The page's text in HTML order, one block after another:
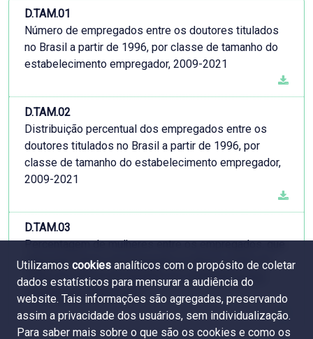
D.TAM.01
Número de empregados entre os doutores titulados
no Brasil a partir de 1996, por classe de tamanho do
estabelecimento empregador, 2009-2021
D.TAM.02
Distribuição percentual dos empregados entre os
doutores titulados no Brasil a partir de 1996, por
classe de tamanho do estabelecimento empregador,
2009-2021
D.TAM.03
Percentagem de mulheres entre os empregados, que
obtiveram títulos de doutorado no Brasil a partir de
1996, por classe de tamanho do estabelecimento
empregador, 2009-2021
Utilizamos cookies analíticos com o propósito de coletar
dados estatísticos para mensurar a audiência do
website. Tais informações são agregadas, preservando
assim a privacidade dos usuários, sem individualização.
Para saber mais sobre o que são os cookies e como os